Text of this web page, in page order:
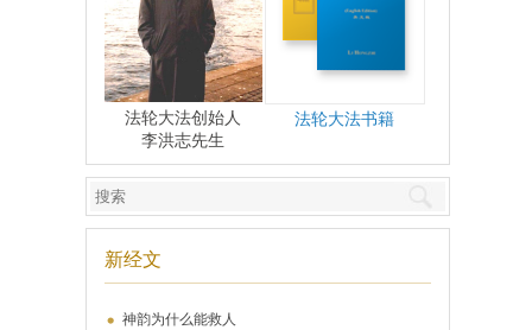
法轮大法创始人
李洪志先生
法轮大法书籍
新经文
神韵为什么能救人